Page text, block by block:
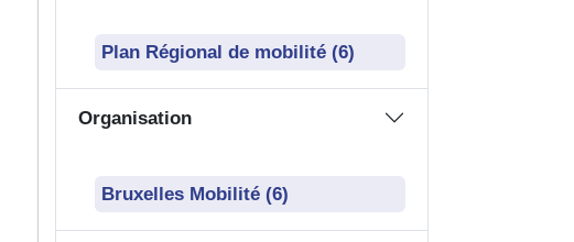
Plan Régional de mobilité (6)
Organisation
Bruxelles Mobilité (6)